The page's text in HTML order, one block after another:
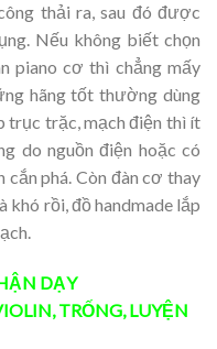
thải ra, sau đó được
Nếu không biết chọn
piano cơ thì chẳng mấy
hãng tốt thường dùng
trục trặc, mạch điện thì ít
do nguồn điện hoặc có
phá. Còn đàn cơ thay
khó rồi, đồ handmade lắp
DẠY
,TRỐNG,LUYỆN